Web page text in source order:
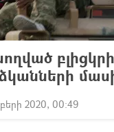
2020, 00:49